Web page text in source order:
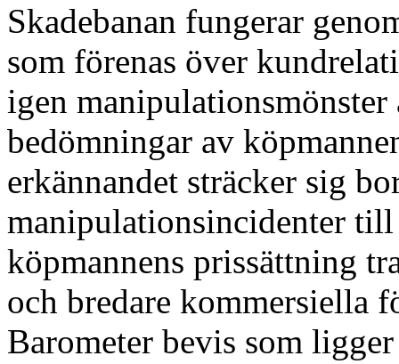
Skadebanan fungerar
som förenas över
igen manipulationsmönster
bedömningar av
erkännandet sträcker sig
manipulationsincidenter
köpmannens prissättning
och bredare kommersiella
Barometer bevis som